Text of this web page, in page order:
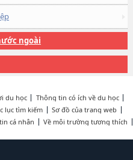
ngoài
du học
Thông tin có ích về du học
lục tìm kiếm
Sơ đồ của trang web
cá nhân Về môi trường tương thích